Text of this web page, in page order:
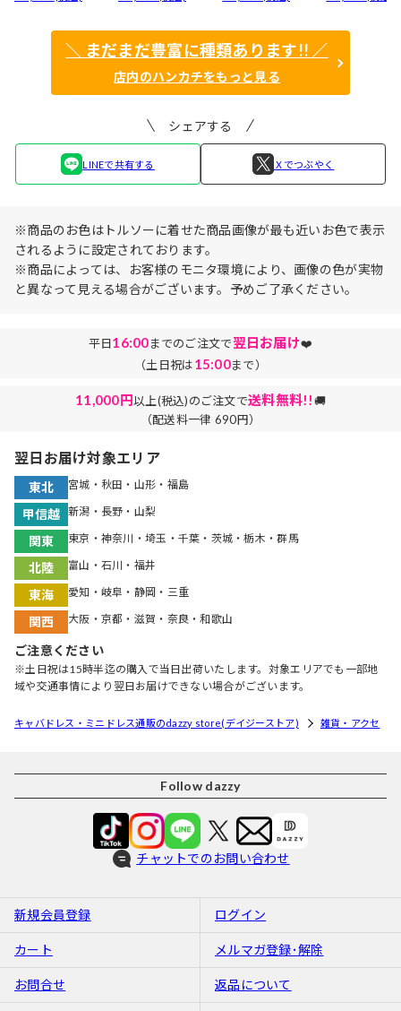
＼ まだまだ豊富に種類あります!! ／
店内のハンカチをもっと見る
シェアする
LINEで共有する Ｘでつぶやく
※商品のお色はトルソーに着せた商品画像が最も近いお色で表示
されるように設定されております。
※商品によっては、お客様のモニタ環境により、画像の色が実物
と異なって見える場合がございます。予めご了承ください。
平日16:00までのご注文で翌日お届け❤️
（土日祝は15:00まで）
11,000円以上(税込)のご注文で送料無料!!🚚
（配送料一律 690円）
翌日お届け対象エリア
東北 宮城・秋田・山形・福島
甲信越 新潟・長野・山梨
関東 東京・神奈川・埼玉・千葉・茨城・栃木・群馬
北陸 富山・石川・福井
東海 愛知・岐阜・静岡・三重
関西 大阪・京都・滋賀・奈良・和歌山
ご注意ください
※土日祝は15時半迄の購入で当日出荷いたします。対象エリアでも一部地
域や交通事情により翌日お届けできない場合がございます。
キャバドレス・ミニドレス通販のdazzy store(デイジーストア) 雑貨・アクセ
Follow dazzy
チャットでのお問い合わせ
新規会員登録 ログイン
カート メルマガ登録･解除
お問合せ 返品について